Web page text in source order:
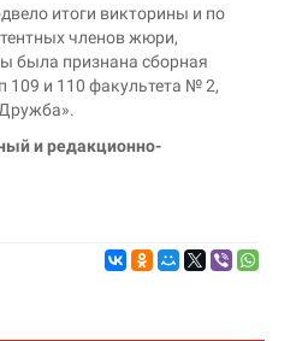
итоги викторины и по
членов жюри,
была признана сборная
109 и 110 факультета № 2,
и редакционно-